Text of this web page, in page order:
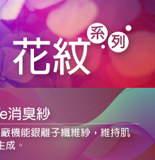
運費